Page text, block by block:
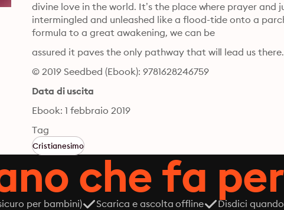
divine love in the world. It’s the place where prayer
intermingled and unleashed like a flood-tide onto a
formula to a great awakening, we can be
assured it paves the only pathway that will lead us there.
© 2019 Seedbed (Ebook): 9781628246759
Data di uscita
Ebook: 1 febbraio 2019
Tag
Cristianesimo
che fa
per bambini) Scarica e ascolta offline Disdici